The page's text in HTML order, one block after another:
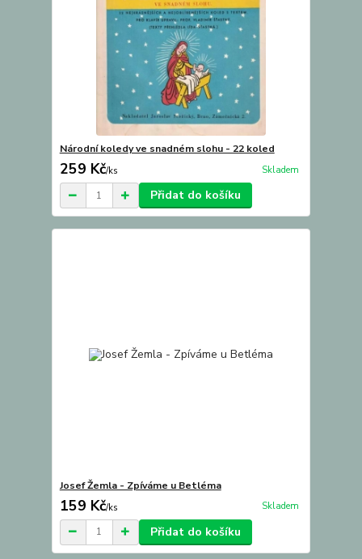
Národní koledy ve snadném slohu - 22 koled
259 Kč/ks Skladem
Přidat do košíku
Josef Žemla - Zpíváme u Betléma
159 Kč/ks Skladem
Přidat do košíku